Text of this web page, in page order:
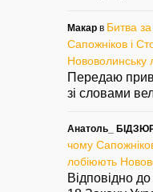
Макар в Битва
Сапожніков і
Нововолинську
Передаю
зі словами
Анатоль_
чому
лобіюють
Відповідно